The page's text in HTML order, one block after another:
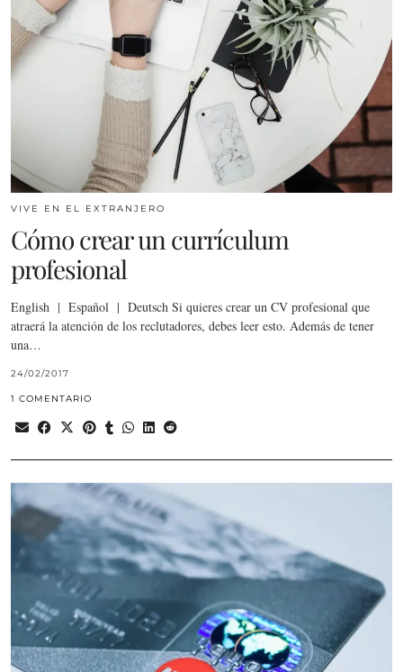
VIVE EN EL EXTRANJERO
Cómo crear un currículum
profesional
English | Español | Deutsch Si quieres crear un CV profesional que
atraerá la atención de los reclutadores, debes leer esto. Además de tener
una…
24/02/2017
1 COMENTARIO